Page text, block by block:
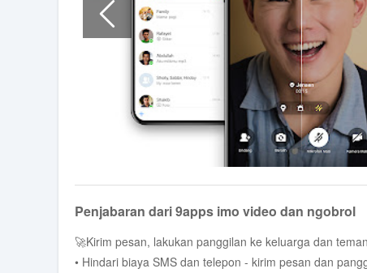
Penjabaran dari 9apps imo video dan ngobrol
🚀Kirim pesan, lakukan panggilan ke keluarga dan
• Hindari biaya SMS dan telepon - kirim pesan dan